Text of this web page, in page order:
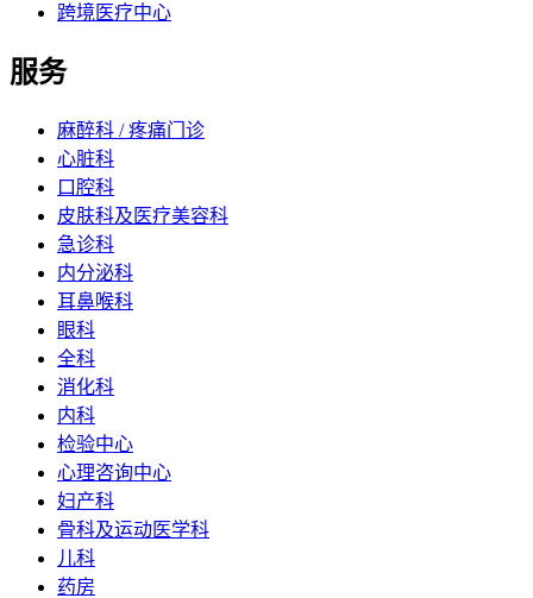
跨境医疗中心
服务
麻醉科 / 疼痛门诊
心脏科
口腔科
皮肤科及医疗美容科
急诊科
内分泌科
耳鼻喉科
眼科
全科
消化科
内科
检验中心
心理咨询中心
妇产科
骨科及运动医学科
儿科
药房